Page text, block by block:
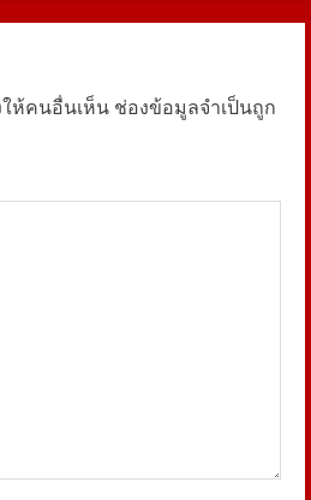
ห้คนอื่นเห็น ช่องข้อมูลจำเป็นถูก